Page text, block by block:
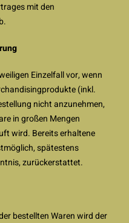
mit den
Einzelfall vor, wenn
(inkl.
nicht anzunehmen,
in großen Mengen
wird. Bereits erhaltene
spätestens
zurückerstattet.
bestellten Waren wird der